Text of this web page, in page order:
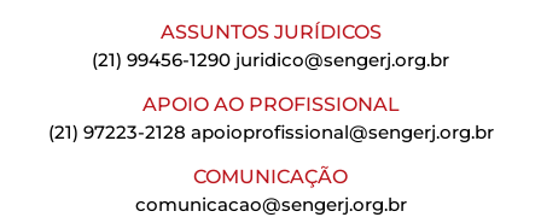
ASSUNTOS JURÍDICOS
(21) 99456-1290 juridico@sengerj.org.br
APOIO AO PROFISSIONAL
(21) 97223-2128 apoioprofissional@sengerj.org.br
COMUNICAÇÃO
comunicacao@sengerj.org.br